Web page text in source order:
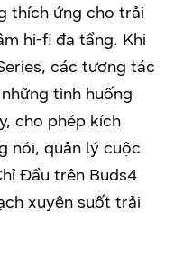
thích ứng cho trải
hi-fi đa tầng. Khi
các tương tác
tình huống
cho phép kích
nói, quản lý cuộc
Đầu trên Buds4
xuyên suốt trải